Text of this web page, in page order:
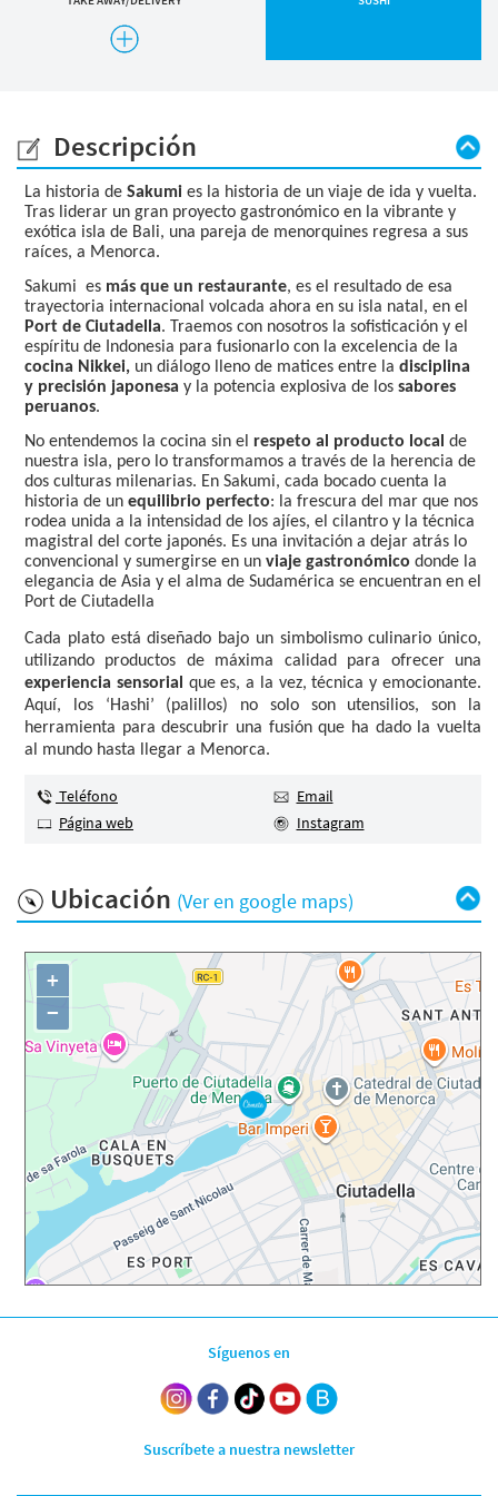
OPCIONES SIN GLUTEN
OPCIONES VEGANAS
Descripción
La historia de Sakumi es la historia de un viaje de ida y vuelta.
Tras liderar un gran proyecto gastronómico en la vibrante y
exótica isla de Bali, una pareja de menorquines regresa a sus
raíces, a Menorca.
Sakumi es más que un restaurante, es el resultado de esa
trayectoria internacional volcada ahora en su isla natal, en el
Port de Ciutadella. Traemos con nosotros la sofisticación y el
espíritu de Indonesia para fusionarlo con la excelencia de la
cocina Nikkei, un diálogo lleno de matices entre la disciplina
y precisión japonesa y la potencia explosiva de los sabores
peruanos.
No entendemos la cocina sin el respeto al producto local de
nuestra isla, pero lo transformamos a través de la herencia de
dos culturas milenarias. En Sakumi, cada bocado cuenta la
historia de un equilibrio perfecto: la frescura del mar que nos
rodea unida a la intensidad de los ajíes, el cilantro y la técnica
magistral del corte japonés. Es una invitación a dejar atrás lo
convencional y sumergirse en un viaje gastronómico donde la
elegancia de Asia y el alma de Sudamérica se encuentran en el
Port de Ciutadella
Cada plato está diseñado bajo un simbolismo culinario único,
utilizando productos de máxima calidad para ofrecer una
experiencia sensorial que es, a la vez, técnica y emocionante.
Aquí, los ‘Hashi’ (palillos) no solo son utensilios, son la
herramienta para descubrir una fusión que ha dado la vuelta
al mundo hasta llegar a Menorca.
Teléfono
Email
Página web
Instagram
Ubicación (Ver en google maps)
+
−
Síguenos en
Suscríbete a nuestra newsletter